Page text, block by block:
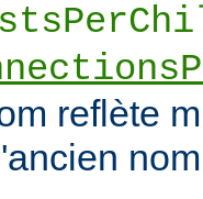
reflète